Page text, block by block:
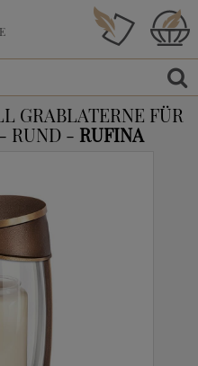
GRABLATERNE FÜR
RUND - RUFINA